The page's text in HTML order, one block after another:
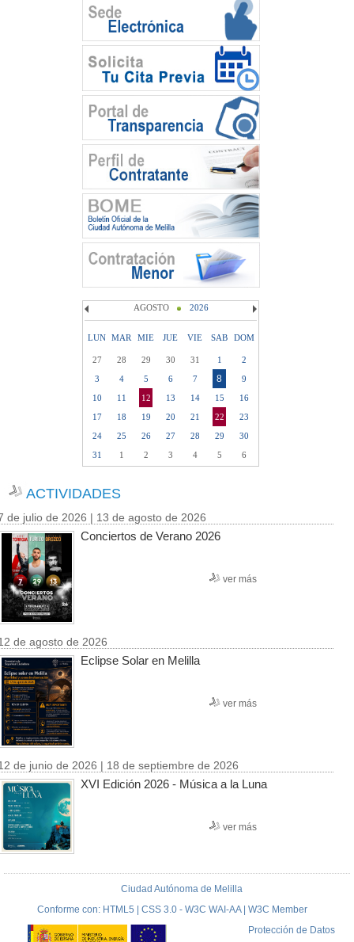
AGOSTO 2026
LUN MAR MIE JUE VIE SAB DOM
27 28 29 30 31 1
2
3
4 5 6 7 8
9
10
11 12 13 14 15
16
17
18 19 20 21 22
23
24
25 26 27 28 29
30
31
1 2 3 4 5 6
ACTIVIDADES
de julio de 2026 | 13 de agosto de 2026
Conciertos de Verano 2026
ver más
de agosto de 2026
Eclipse Solar en Melilla
ver más
de junio de 2026 | 18 de septiembre de 2026
XVI Edición 2026 - Música a la Luna
ver más
Ciudad Autónoma de Melilla
Conforme con: HTML5 | CSS 3.0 - W3C WAI-AA | W3C Member
Protección de Datos